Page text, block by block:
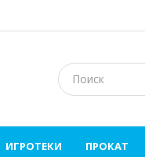
ИГРОТЕКИ ПРОКАТ